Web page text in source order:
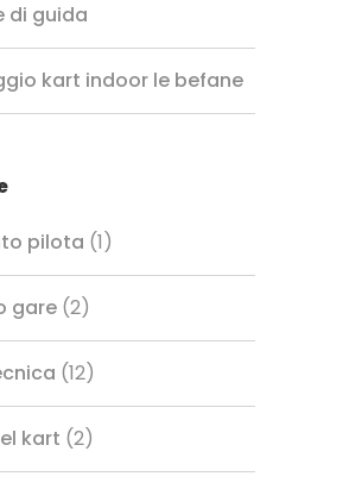
di guida
kart indoor le befane
pilota (1)
gare (2)
(12)
kart (2)